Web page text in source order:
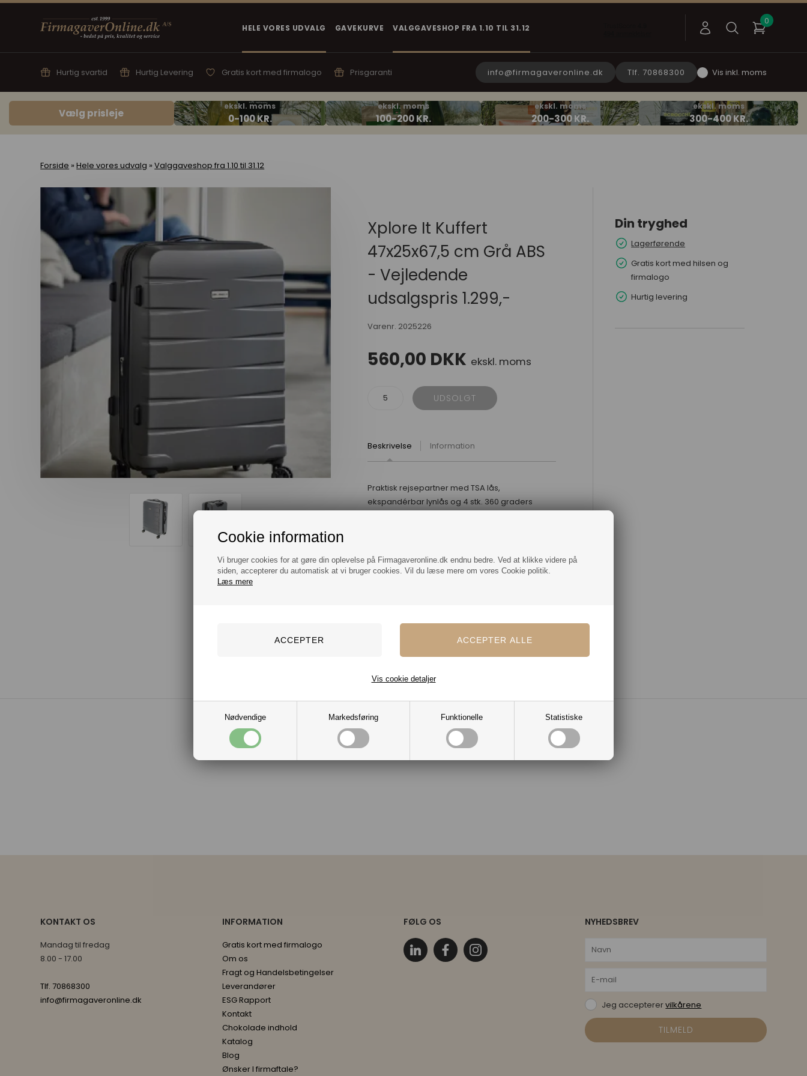
Cookie information
Vi bruger cookies for at gøre din oplevelse på Firmagaveronline.dk endnu bedre. Ved at klikke videre på
siden, accepterer du automatisk at vi bruger cookies. Vil du læse mere om vores Cookie politik.
Læs mere
Nødvendige Markedsføring Funktionelle Statistiske
Vis cookie detaljer
HELE VORES UDVALG GAVEKURVE VALGGAVESHOP FRA 1.10 TIL 31.12
Hurtig svartid Hurtig Levering Gratis kort med firmalogo Prisgaranti info@firmagaveronline.dk Tlf. 70868300 Vis inkl. moms
Vælg prisleje
Forside »Hele vores udvalg »Valggaveshop fra 1.10 til 31.12
Xplore It Kuffert
47x25x67,5 cm Grå ABS
- Vejledende
udsalgspris 1.299,-
Varenr. 2025226
560,00 DKK ekskl. moms
Beskrivelse Information
Praktisk rejsepartner med TSA lås,
ekspandérbar lynlås og 4 stk. 360 graders
Specifikationer:
Brand Xplore It
Din tryghed
Lagerførende
Gratis kort med hilsen og
firmalogo
Hurtig levering
KONTAKT OS
Mandag til fredag
8.00 - 17.00
Tlf. 70868300
info@firmagaveronline.dk
INFORMATION
Gratis kort med firmalogo
Om os
Fragt og Handelsbetingelser
Leverandører
ESG Rapport
Kontakt
Chokolade indhold
Katalog
Blog
Ønsker I firmaftale?
FØLG OS NYHEDSBREV
Jeg accepterervilkårene